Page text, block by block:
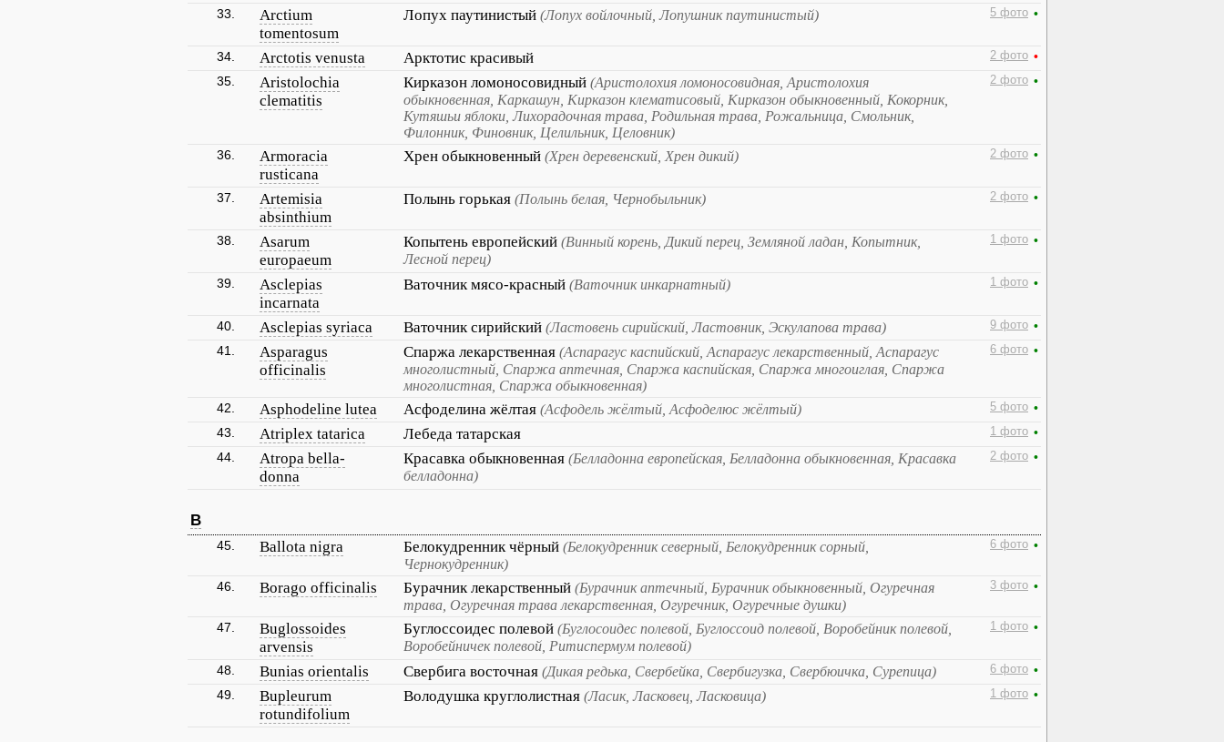
33.
Arctium
tomentosum
Лопух паутинистый (Лопух войлочный, Лопушник паутинистый) 5 фото •
34. Arctotis venusta Арктотис красивый 2 фото •
35.
Aristolochia
clematitis
Кирказон ломоносовидный (Аристолохия ломоносовидная, Аристолохия
обыкновенная, Каркашун, Кирказон клематисовый, Кирказон обыкновенный, Кокорник,
Кутяшьи яблоки, Лихорадочная трава, Родильная трава, Рожальница, Смольник,
Филонник, Финовник, Целильник, Целовник)
2 фото •
36.
Armoracia
rusticana
Хрен обыкновенный (Хрен деревенский, Хрен дикий) 2 фото •
37.
Artemisia
absinthium
Полынь горькая (Полынь белая, Чернобыльник) 2 фото •
38.
Asarum
europaeum
Копытень европейский (Винный корень, Дикий перец, Земляной ладан, Копытник,
Лесной перец)
1 фото •
39.
Asclepias
incarnata
Ваточник мясо-красный (Ваточник инкарнатный) 1 фото •
40. Asclepias syriaca Ваточник сирийский (Ластовень сирийский, Ластовник, Эскулапова трава) 9 фото •
41.
Asparagus
officinalis
Спаржа лекарственная (Аспарагус каспийский, Аспарагус лекарственный, Аспарагус
многолистный, Спаржа аптечная, Спаржа каспийская, Спаржа многоиглая, Спаржа
многолистная, Спаржа обыкновенная)
6 фото •
42. Asphodeline lutea Асфоделина жёлтая (Асфодель жёлтый, Асфоделюс жёлтый) 5 фото •
43.
Atriplex tatarica Лебеда татарская 1 фото •
44.
Atropa bella-
donna
Красавка обыкновенная (Белладонна европейская, Белладонна обыкновенная, Красавка
белладонна)
2 фото •
B
45. Ballota nigra Белокудренник чёрный (Белокудренник северный, Белокудренник сорный,
Чернокудренник)
6 фото •
46. Borago officinalis Бурачник лекарственный (Бурачник аптечный, Бурачник обыкновенный, Огуречная
трава, Огуречная трава лекарственная, Огуречник, Огуречные душки)
3 фото •
47.
Buglossoides
arvensis
Буглоссоидес полевой (Буглосоидес полевой, Буглоссоид полевой, Воробейник полевой,
Воробейничек полевой, Ритиспермум полевой)
1 фото •
48. Bunias orientalis Свербига восточная (Дикая редька, Свербейка, Свербигузка, Свербюичка, Сурепица) 6 фото •
49.
Bupleurum
rotundifolium
Володушка круглолистная (Ласик, Ласковец, Ласковица) 1 фото •